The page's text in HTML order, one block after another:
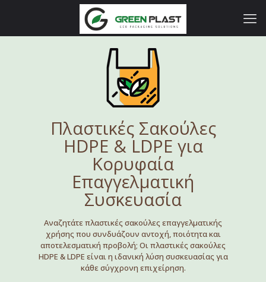
Πλαστικές Σακούλες
HDPE & LDPE για
Κορυφαία
Επαγγελματική
Συσκευασία
Αναζητάτε πλαστικές σακούλες επαγγελματικής
χρήσης που συνδυάζουν αντοχή, ποιότητα και
αποτελεσματική προβολή; Οι πλαστικές σακούλες
HDPE & LDPE είναι η ιδανική λύση συσκευασίας για
κάθε σύγχρονη επιχείρηση.